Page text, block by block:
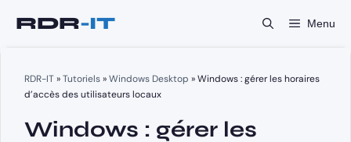
Menu
RDR-IT»Tutoriels»Windows Desktop »Windows : gérer les horaires
d’accès des utilisateurs locaux
Windows : gérer les